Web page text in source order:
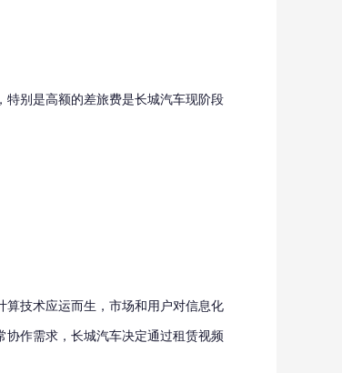
别是高额的差旅费是长城汽车现阶段
技术应运而生，市场和用户对信息化
作需求，长城汽车决定通过租赁视频